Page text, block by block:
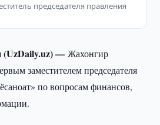
председателя правления
(UzDaily.uz) —Жахонгир
заместителем председателя
по вопросам финансов,